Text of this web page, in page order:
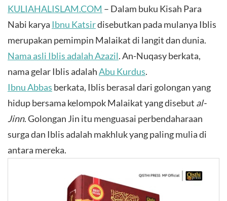
KULIAHALISLAM.COM – Dalam buku Kisah Para
Nabi karya Ibnu Katsirdisebutkan pada mulanya Iblis
merupakan pemimpin Malaikat di langit dan dunia.
Nama asli Iblis adalah Azazil. An-Nuqasy berkata,
nama gelar Iblis adalahAbu Kurdus.
Ibnu Abbas berkata, Iblis berasal dari golongan yang
hidup bersama kelompok Malaikat yang disebut al-
Jinn. Golongan Jin itu menguasai perbendaharaan
surga dan Iblis adalah makhluk yang paling mulia di
antara mereka.